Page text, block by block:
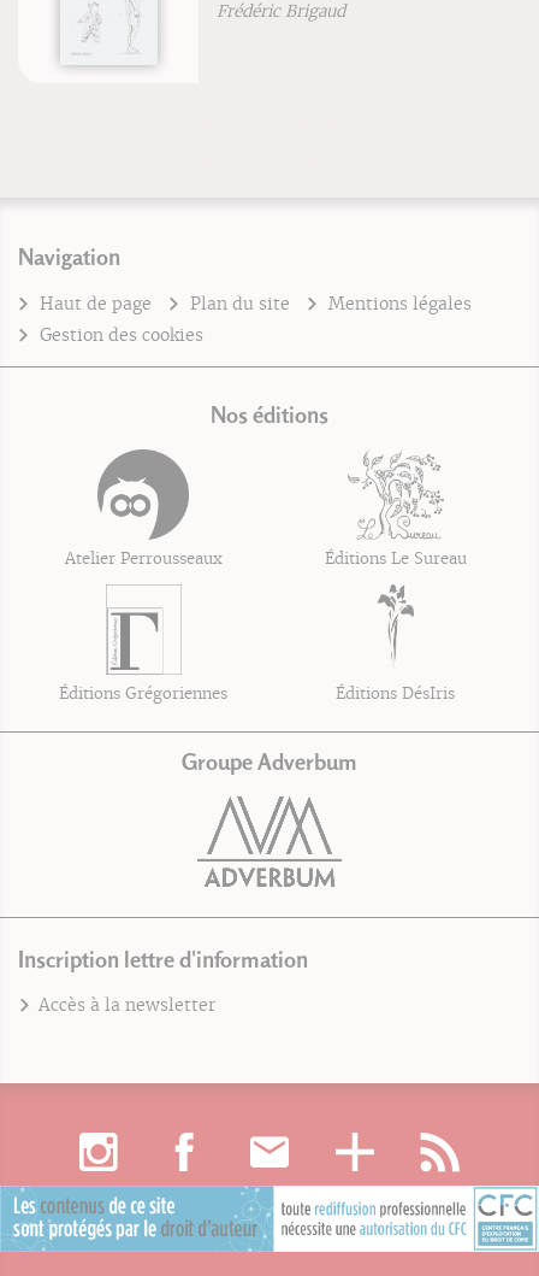
Frédéric Brigaud
Navigation
Haut de page Plan du site
Mentions légales
Gestion des cookies
Nos éditions
Atelier Perrousseaux Éditions Le Sureau
Éditions Grégoriennes Éditions DésIris
Groupe Adverbum
Inscription lettre d'information
Accès à la newsletter